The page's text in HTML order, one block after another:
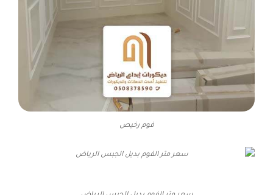
فوم رخيص